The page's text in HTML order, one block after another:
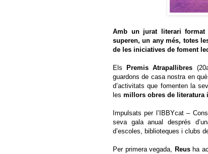
Amb un jurat literari
superen, un any més, totes
de les iniciatives de foment
Els Premis Atrapallibres
guardons de casa nostra en
d’activitats que fomenten la
les millors obres de literatura
Impulsats per l’IBBYcat –
seva gala anual després
d’escoles, biblioteques i clubs
Per primera vegada, Reusha